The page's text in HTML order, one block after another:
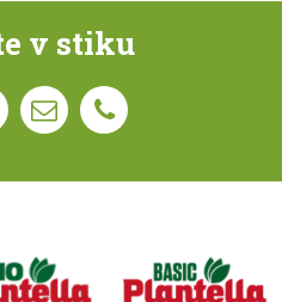
v stiku